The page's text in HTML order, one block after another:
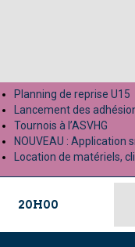
Planning de reprise U15
Lancement des
Tournois à l’ASVHG
NOUVEAU : Application
Location de matériels,
20H00